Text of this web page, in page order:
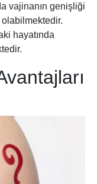
vajinanın genişliği
hayatında